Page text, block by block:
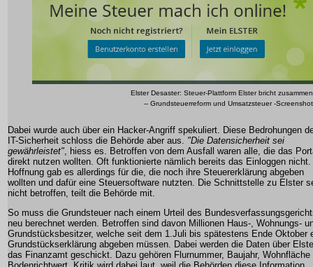
Elster Desaster: Steuer-Plattform Elster bricht zusammen
-- Grundsteuerreform und Umsatzsteuer -Screenshot
Dabei wurde auch über ein Hacker-Angriff spekuliert. Diese Bedrohungen
IT-Sicherheit schloss die Behörde aber aus. "Die Datensicherheit sei
gewährleistet" , hiess es. Betroffen von dem Ausfall waren alle, die das
direkt nutzen wollten. Oft funktionierte nämlich bereits das Einloggen nicht.
Hoffnung gab es allerdings für die, die noch ihre Steuererklärung abgeben
wollten und dafür eine Steuersoftware nutzten. Die Schnittstelle zu Elster
nicht betroffen, teilt die Behörde mit.
So muss die Grundsteuer nach einem Urteil des
neu berechnet werden. Betroffen sind davon Millionen Haus-, Wohnungs-
Grundstücksbesitzer, welche seit dem 1.Juli bis spätestens Ende Oktober
Grundstückserklärung abgeben müssen. Dabei werden die Daten über
das Finanzamt geschickt. Dazu gehören Flurnummer, Baujahr, Wohnfläche